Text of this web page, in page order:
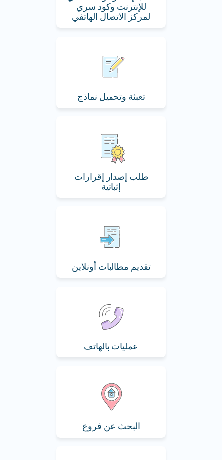
للإنترنت وكود سري
لمركز الاتصال الهاتفي
تعبئة وتحميل نماذج
طلب إصدار إقرارات
إثباتية
تقديم مطالبات أونلاين
عمليات بالهاتف
البحث عن فروع